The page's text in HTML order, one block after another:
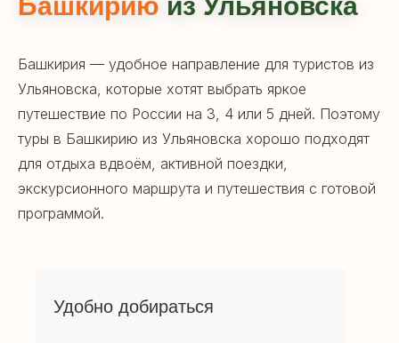
Башкирию из Ульяновска
Башкирия — удобное направление для туристов из
Ульяновска, которые хотят выбрать яркое
путешествие по России на 3, 4 или 5 дней. Поэтому
туры в Башкирию из Ульяновска хорошо подходят
для отдыха вдвоём, активной поездки,
экскурсионного маршрута и путешествия с готовой
программой.
Удобно добираться